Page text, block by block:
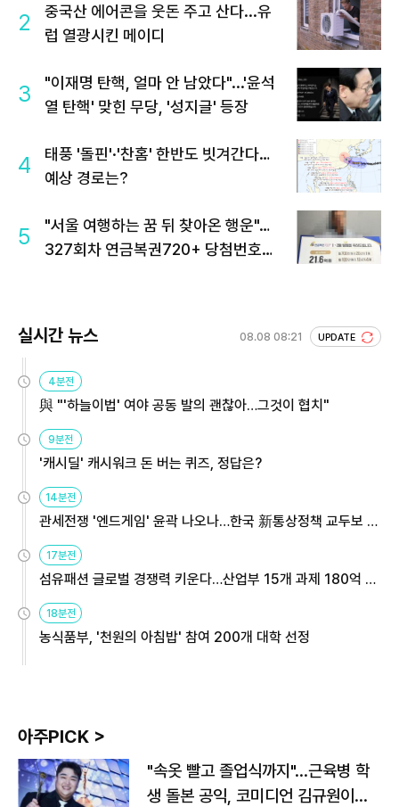
2
중국산 에어콘을 웃돈 주고 산다...유
럽 열광시킨 메이디
3
"이재명 탄핵, 얼마 안 남았다"...'윤석
열 탄핵' 맞힌 무당, '성지글' 등장
4
태풍 '돌핀'·'찬홈' 한반도 빗겨간다…
예상 경로는?
5
"서울 여행하는 꿈 뒤 찾아온 행운"…
327회차 연금복권720+ 당첨번호조
실시간 뉴스 08.08 08:21 UPDATE
4분전
與 "'하늘이법' 여야 공동 발의 괜찮아…그것이 협치"
9분전
'캐시딜' 캐시워크 돈 버는 퀴즈, 정답은?
14분전
관세전쟁 '엔드게임' 윤곽 나오나…한국 新통상정책 교두보 활
용해야
17분전
섬유패션 글로벌 경쟁력 키운다…산업부 15개 과제 180억 지
원
18분전
농식품부, '천원의 아침밥' 참여 200개 대학 선정
아주PICK >
"속옷 빨고 졸업식까지"…근육병 학
생 돌본 공익, 코미디언 김규원이었